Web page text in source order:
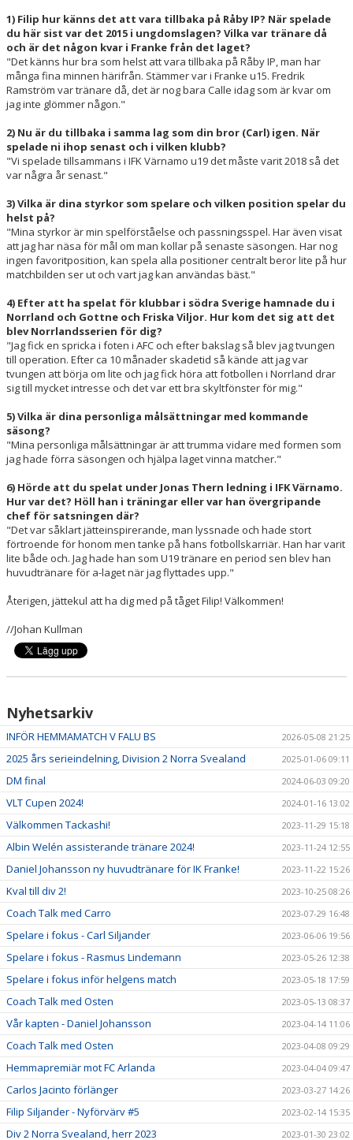
1) Filip hur känns det att vara tillbaka på Råby IP? När spelade
du här sist var det 2015 i ungdomslagen? Vilka var tränare då
och är det någon kvar i Franke från det laget?
"Det känns hur bra som helst att vara tillbaka på Råby IP, man har
många fina minnen härifrån. Stämmer var i Franke u15. Fredrik
Ramström var tränare då, det är nog bara Calle idag som är kvar om
jag inte glömmer någon."
2) Nu är du tillbaka i samma lag som din bror (Carl) igen. När
spelade ni ihop senast och i vilken klubb?
"Vi spelade tillsammans i IFK Värnamo u19 det måste varit 2018 så det
var några år senast."
3) Vilka är dina styrkor som spelare och vilken position spelar du
helst på?
"Mina styrkor är min spelförståelse och passningsspel. Har även visat
att jag har näsa för mål om man kollar på senaste säsongen. Har nog
ingen favoritposition, kan spela alla positioner centralt beror lite på hur
matchbilden ser ut och vart jag kan användas bäst."
4) Efter att ha spelat för klubbar i södra Sverige hamnade du i
Norrland och Gottne och Friska Viljor. Hur kom det sig att det
blev Norrlandsserien för dig?
"Jag fick en spricka i foten i AFC och efter bakslag så blev jag tvungen
till operation. Efter ca 10 månader skadetid så kände att jag var
tvungen att börja om lite och jag fick höra att fotbollen i Norrland drar
sig till mycket intresse och det var ett bra skyltfönster för mig."
5) Vilka är dina personliga målsättningar med kommande
säsong?
"Mina personliga målsättningar är att trumma vidare med formen som
jag hade förra säsongen och hjälpa laget vinna matcher."
6) Hörde att du spelat under Jonas Thern ledning i IFK Värnamo.
Hur var det? Höll han i träningar eller var han övergripande
chef för satsningen där?
"Det var såklart jätteinspirerande, man lyssnade och hade stort
förtroende för honom men tanke på hans fotbollskarriär. Han har varit
lite både och. Jag hade han som U19 tränare en period sen blev han
huvudtränare för a-laget när jag flyttades upp."
Återigen, jättekul att ha dig med på tåget Filip! Välkommen!
//Johan Kullman
Nyhetsarkiv
INFÖR HEMMAMATCH V FALU BS 2026-05-08 21:25
2025 års serieindelning, Division 2 Norra Svealand 2025-01-06 09:11
DM final 2024-06-03 09:20
VLT Cupen 2024! 2024-01-16 13:02
Välkommen Tackashi! 2023-11-29 15:18
Albin Welén assisterande tränare 2024! 2023-11-24 12:55
Daniel Johansson ny huvudtränare för IK Franke! 2023-11-22 15:26
Kval till div 2! 2023-10-25 08:26
Coach Talk med Carro 2023-07-29 16:48
Spelare i fokus - Carl Siljander 2023-06-06 19:56
Spelare i fokus - Rasmus Lindemann 2023-05-26 12:38
Spelare i fokus inför helgens match 2023-05-18 17:59
Coach Talk med Osten 2023-05-13 08:37
Vår kapten - Daniel Johansson 2023-04-14 11:06
Coach Talk med Osten 2023-04-08 09:29
Hemmapremiär mot FC Arlanda 2023-04-04 09:47
Carlos Jacinto förlänger 2023-03-27 14:26
Filip Siljander - Nyförvärv #5 2023-02-14 15:35
Div 2 Norra Svealand, herr 2023 2023-01-30 23:02